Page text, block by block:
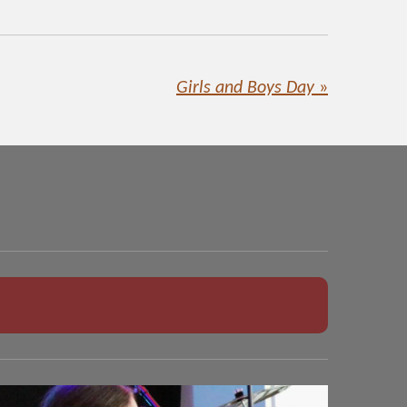
Girls and Boys Day »